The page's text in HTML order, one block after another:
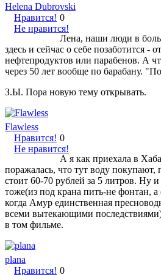
Helena Dubrovski
Нравится!
Не нравится!
0
Лена, наши люди в
здесь и сейчас о себе позаботится -
нефтепродуктов или парабенов. А
через 50 лет вообще по барабану.
З.Ы. Пора новую тему открывать.
Flawless
Нравится!
Не нравится!
0
А я как приехала в
поражалась, что тут воду
стоит 60-70 рублей за 5 литров. Ну и
тоже(из под крана пить-не фонтан, а
когда Амур единственная
всеми вытекающими
в том фильме.
plana
Нравится! 0